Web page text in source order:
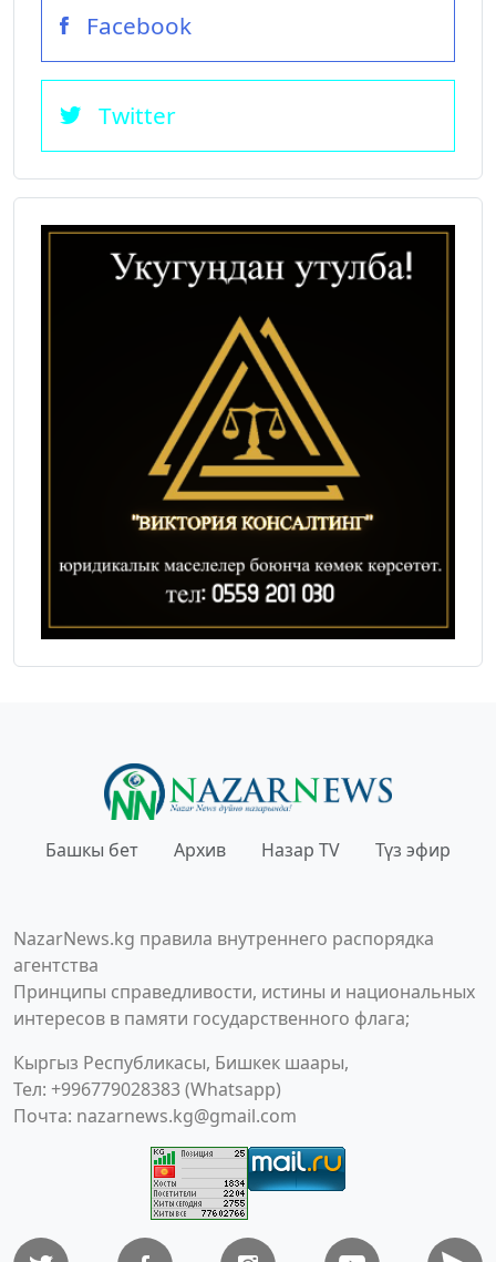
Facebook
Twitter
Башкы бет Архив Назар TV Түз эфир
NazarNews.kg правила внутреннего распорядка
агентства
Принципы справедливости, истины и национальных
интересов в памяти государственного флага;
Кыргыз Республикасы, Бишкек шаары,
Тел: +996779028383 (Whatsapp)
Почта: nazarnews.kg@gmail.com